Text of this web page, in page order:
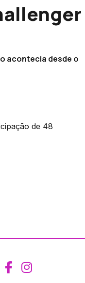
acontecia desde o
de 48
Aceder ao
Aceder